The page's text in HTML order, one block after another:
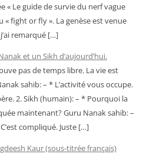
« Le guide de survie du nerf vague
« fight or fly ». La genèse est venue
remarqué […]
et un Sikh d’aujourd’hui.
pas de temps libre. La vie est
sahib: – * L’activité vous occupe.
2. Sikh (humain): – * Pourquoi la
maintenant? Guru Nanak sahib: –
compliqué. Juste […]
Kaur (sous-titrée français)